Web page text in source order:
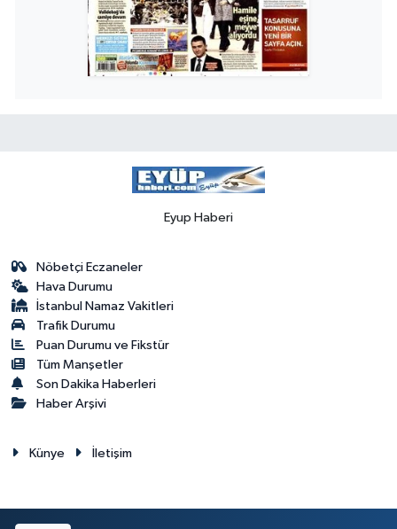
Eyup Haberi
Nöbetçi Eczaneler
Hava Durumu
İstanbul Namaz Vakitleri
Trafik Durumu
Puan Durumu ve Fikstür
Tüm Manşetler
Son Dakika Haberleri
Haber Arşivi
Künye İletişim